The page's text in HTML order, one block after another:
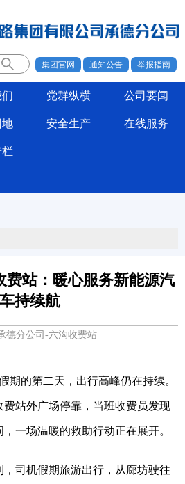
集团官网 通知公告 举报指南
党群纵横 公司要闻
地 安全生产 在线服务
栏
费站：暖心服务新能源汽
车持续航
德分公司-六沟收费站
期的第二天，出行高峰仍在持续。
站外广场停靠，当班收费员发现
一场温暖的救助行动正在展开。
司机假期旅游出行，从廊坊驶往